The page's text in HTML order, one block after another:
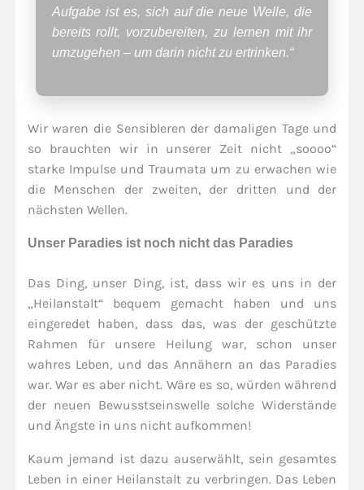
Aufgabe ist es, sich auf die neue Welle, die
bereits rollt, vorzubereiten, zu lernen mit ihr
umzugehen – um darin nicht zu ertrinken.“
Wir waren die Sensibleren der damaligen Tage und
so brauchten wir in unserer Zeit nicht „soooo“
starke Impulse und Traumata um zu erwachen wie
die Menschen der zweiten, der dritten und der
nächsten Wellen.
Unser Paradies ist noch nicht das Paradies
Das Ding, unser Ding, ist, dass wir es uns in der
„Heilanstalt“ bequem gemacht haben und uns
eingeredet haben, dass das, was der geschützte
Rahmen für unsere Heilung war, schon unser
wahres Leben, und das Annähern an das Paradies
war. War es aber nicht. Wäre es so, würden während
der neuen Bewusstseinswelle solche Widerstände
und Ängste in uns nicht aufkommen!
Kaum jemand ist dazu auserwählt, sein gesamtes
Leben in einer Heilanstalt zu verbringen. Das Leben